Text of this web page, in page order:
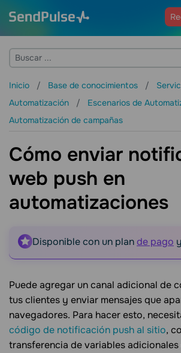
Inicio Base de conocimientos
Automatización
Escenarios de
Automatización de campañas
Cómo enviar
web push en
automatizaciones
Disponible con un plande pago
Puede agregar un canal adicional de
tus clientes y enviar mensajes que
navegadores. Para hacer esto,
código de notificación push al sitio,
transferencia de variables